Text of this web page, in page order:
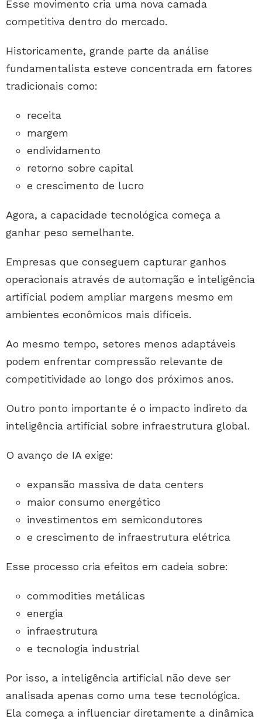
Esse movimento cria uma nova camada
competitiva dentro do mercado.
Historicamente, grande parte da análise
fundamentalista esteve concentrada em fatores
tradicionais como:
receita
margem
endividamento
retorno sobre capital
e crescimento de lucro
Agora, a capacidade tecnológica começa a
ganhar peso semelhante.
Empresas que conseguem capturar ganhos
operacionais através de automação e inteligência
artificial podem ampliar margens mesmo em
ambientes econômicos mais difíceis.
Ao mesmo tempo, setores menos adaptáveis
podem enfrentar compressão relevante de
competitividade ao longo dos próximos anos.
Outro ponto importante é o impacto indireto da
inteligência artificial sobre infraestrutura global.
O avanço de IA exige:
expansão massiva de data centers
maior consumo energético
investimentos em semicondutores
e crescimento de infraestrutura elétrica
Esse processo cria efeitos em cadeia sobre:
commodities metálicas
energia
infraestrutura
e tecnologia industrial
Por isso, a inteligência artificial não deve ser
analisada apenas como uma tese tecnológica.
Ela começa a influenciar diretamente a dinâmica